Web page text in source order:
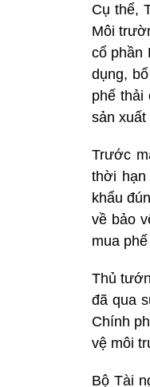
Cụ thể,
Môi
cổ phần
dụng,
phế thải
sản
Trước
thời
khẩu
về bảo
mua
Thủ
đã qua
Chính
vệ môi
Bộ Tài